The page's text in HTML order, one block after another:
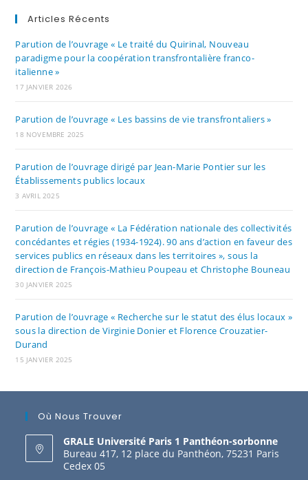
Articles Récents
Parution de l’ouvrage « Le traité du Quirinal, Nouveau
paradigme pour la coopération transfrontalière franco-
italienne »
17 JANVIER 2026
Parution de l’ouvrage « Les bassins de vie transfrontaliers »
18 NOVEMBRE 2025
Parution de l’ouvrage dirigé par Jean-Marie Pontier sur les
Établissements publics locaux
3 AVRIL 2025
Parution de l’ouvrage « La Fédération nationale des collectivités
concédantes et régies (1934-1924). 90 ans d’action en faveur des
services publics en réseaux dans les territoires », sous la
direction de François-Mathieu Poupeau et Christophe Bouneau
30 JANVIER 2025
Parution de l’ouvrage « Recherche sur le statut des élus locaux »
sous la direction de Virginie Donier et Florence Crouzatier-
Durand
15 JANVIER 2025
Où Nous Trouver
GRALE Université Paris 1 Panthéon-sorbonne
Bureau 417, 12 place du Panthéon, 75231 Paris
Cedex 05